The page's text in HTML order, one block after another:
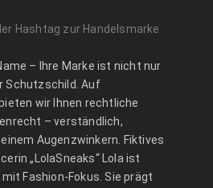
Hashtag zur Handelsmarke
– Ihre Marke ist nicht nur
Schutzschild. Auf
wir Ihnen rechtliche
– verständlich,
Augenzwinkern. Fiktives
„LolaSneaks“ Lola ist
Fashion-Fokus. Sie prägt